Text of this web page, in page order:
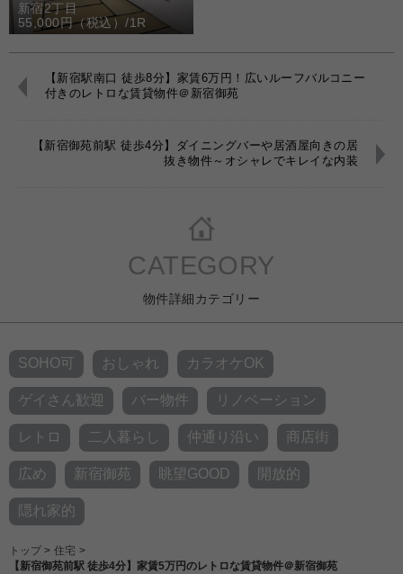
新宿2丁目
55,000円（税込）/1R
【新宿駅南口 徒歩8分】家賃6万円！広いルーフバルコニー
付きのレトロな賃貸物件＠新宿御苑
【新宿御苑前駅 徒歩4分】ダイニングバーや居酒屋向きの居
抜き物件～オシャレでキレイな内装
CATEGORY
物件詳細カテゴリー
SOHO可 おしゃれ カラオケOK
ゲイさん歓迎 バー物件 リノベーション
レトロ 二人暮らし 仲通り沿い 商店街
広め 新宿御苑 眺望GOOD 開放的
隠れ家的
トップ >住宅 >
【新宿御苑前駅 徒歩4分】家賃5万円のレトロな賃貸物件＠新宿御苑